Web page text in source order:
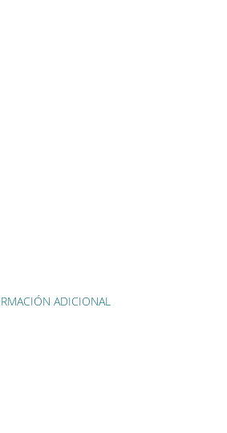
ADICIONAL